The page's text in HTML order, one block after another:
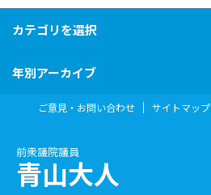
カテゴリを選択
年別アーカイブ
前衆議院議員
青山大人
ご意見・お問い合わせ サイトマップ